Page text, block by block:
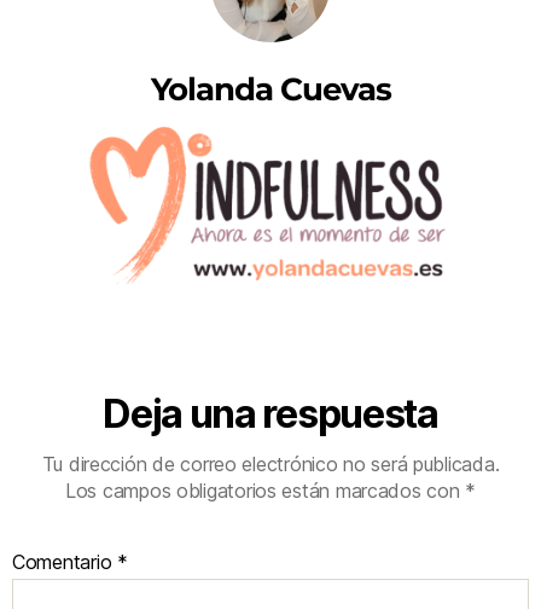
Yolanda Cuevas
Deja una respuesta
Tu dirección de correo electrónico no será publicada.
Los campos obligatorios están marcados con *
Comentario *